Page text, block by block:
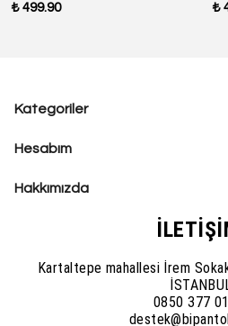
₺ 499.90 ₺
Kategoriler
Hesabım
Hakkımızda
Kartaltepe mahallesi İrem
0850 377